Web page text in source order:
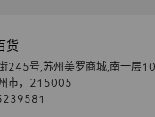
货
245号,苏州美罗商城,南一层
市， 215005